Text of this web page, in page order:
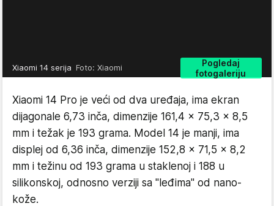
Pogledaj
fotogaleriju
Xiaomi 14 serija Foto: Xiaomi
Xiaomi 14 Pro je veći od dva uređaja, ima ekran
dijagonale 6,73 inča, dimenzije 161,4 x 75,3 x 8,5
mm i težak je 193 grama. Model 14 je manji, ima
displej od 6,36 inča, dimenzije 152,8 x 71,5 x 8,2
mm i težinu od 193 grama u staklenoj i 188 u
silikonskoj, odnosno verziji sa "leđima" od nano-
kože.